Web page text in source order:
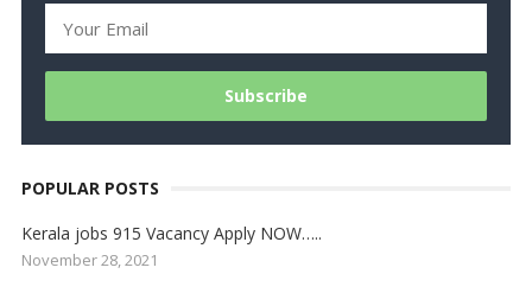
POPULAR POSTS
Kerala jobs 915 Vacancy Apply NOW…..
November 28, 2021